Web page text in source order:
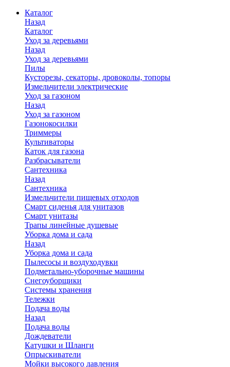
Каталог
Назад
Каталог
Уход за деревьями
Назад
Уход за деревьями
Пилы
Кусторезы, секаторы, дровоколы, топоры
Измельчители электрические
Уход за газоном
Назад
Уход за газоном
Газонокосилки
Триммеры
Культиваторы
Каток для газона
Разбрасыватели
Сантехника
Назад
Сантехника
Измельчители пищевых отходов
Смарт сиденья для унитазов
Смарт унитазы
Трапы линейные душевые
Уборка дома и сада
Назад
Уборка дома и сада
Пылесосы и воздуходувки
Подметально-уборочные машины
Снегоуборщики
Системы хранения
Тележки
Подача воды
Назад
Подача воды
Дождеватели
Катушки и Шланги
Опрыскиватели
Мойки высокого давления